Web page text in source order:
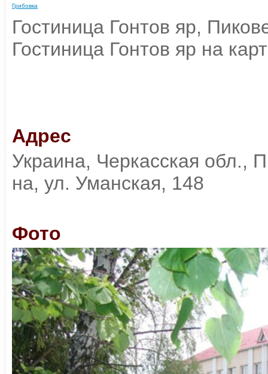
Грибовка
Гостиница Гонтов яр,
Гостиница Гонтов яр на
Адрес
Украина, Черкасская обл.,
на, ул. Уманская, 148
Фото